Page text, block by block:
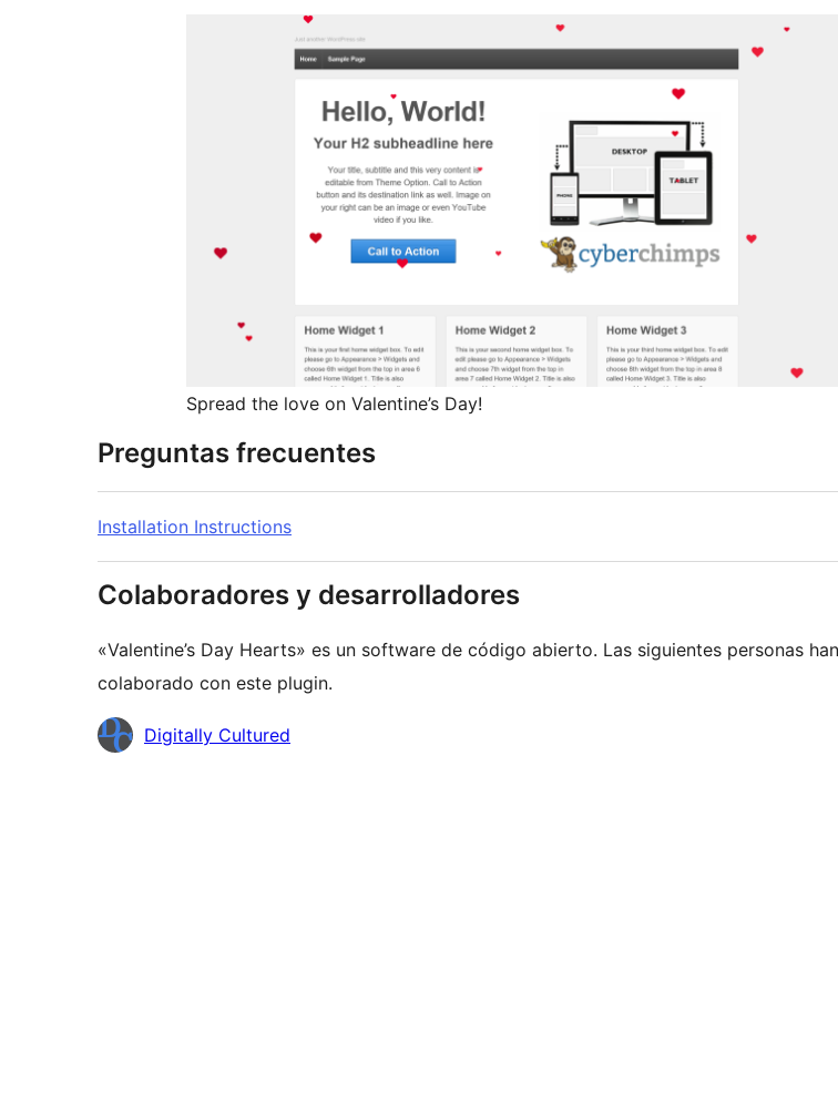
Spread the love on Valentine’s Day!
Preguntas frecuentes
Installation Instructions
Colaboradores y desarrolladores
«Valentine’s Day Hearts» es un software de código abierto. Las siguientes personas han
colaborado con este plugin.
Colaboradores
Digitally Cultured